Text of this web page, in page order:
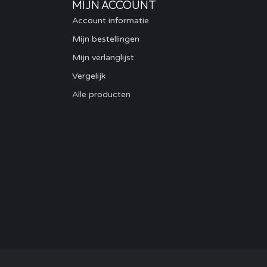
MIJN ACCOUNT
Account informatie
Mijn bestellingen
Mijn verlanglijst
Vergelijk
Alle producten